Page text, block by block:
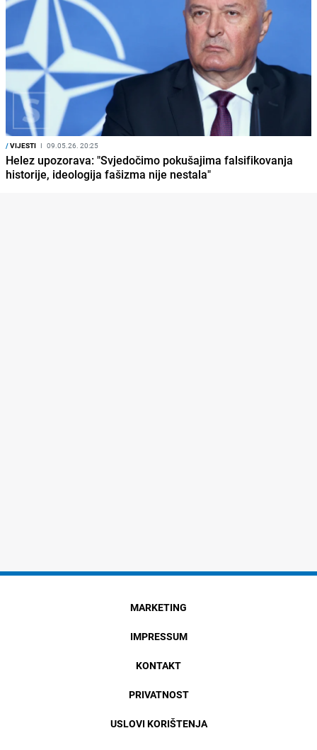
/VIJESTI I 09.05.26. 20:25
Helez upozorava: "Svjedočimo pokušajima falsifikovanja
historije, ideologija fašizma nije nestala"
MARKETING
IMPRESSUM
KONTAKT
PRIVATNOST
USLOVI KORIŠTENJA